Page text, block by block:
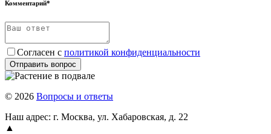
Комментарий*
Согласен с политикой конфиденциальности
Отправить вопрос
© 2026 Вопросы и ответы
Наш адрес: г. Москва, ул. Хабаровская, д. 22
▲